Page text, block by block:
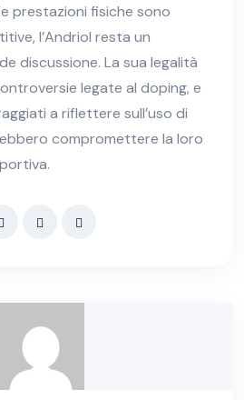
prestazioni fisiche sono
l’Andriol resta un
discussione. La sua legalità
legate al doping, e
a riflettere sull’uso di
compromettere la loro